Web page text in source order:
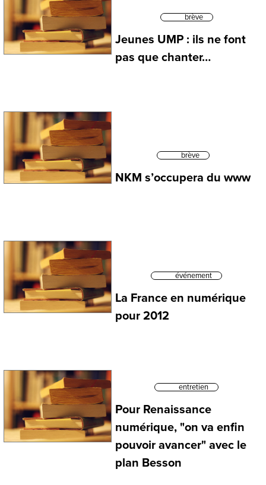
brève
Jeunes UMP : ils ne font
pas que chanter…
brève
NKM s’occupera du www
événement
La France en numérique
pour 2012
entretien
Pour Renaissance
numérique, "on va enfin
pouvoir avancer" avec le
plan Besson